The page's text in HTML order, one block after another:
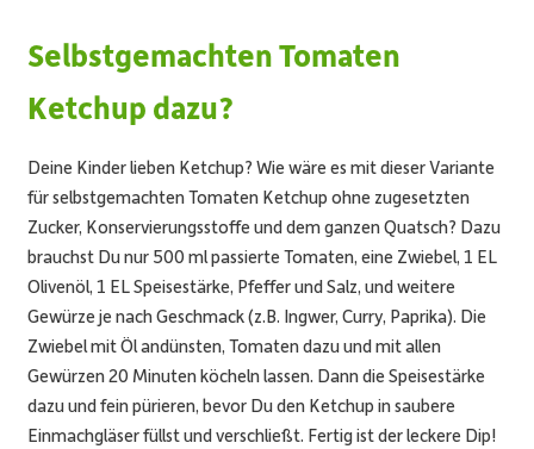
Selbstgemachten Tomaten
Ketchup dazu?
Deine Kinder lieben Ketchup? Wie wäre es mit dieser Variante
für selbstgemachten Tomaten Ketchup ohne zugesetzten
Zucker, Konservierungsstoffe und dem ganzen Quatsch? Dazu
brauchst Du nur 500 ml passierte Tomaten, eine Zwiebel, 1 EL
Olivenöl, 1 EL Speisestärke, Pfeffer und Salz, und weitere
Gewürze je nach Geschmack (z.B. Ingwer, Curry, Paprika). Die
Zwiebel mit Öl andünsten, Tomaten dazu und mit allen
Gewürzen 20 Minuten köcheln lassen. Dann die Speisestärke
dazu und fein pürieren, bevor Du den Ketchup in saubere
Einmachgläser füllst und verschließt. Fertig ist der leckere Dip!